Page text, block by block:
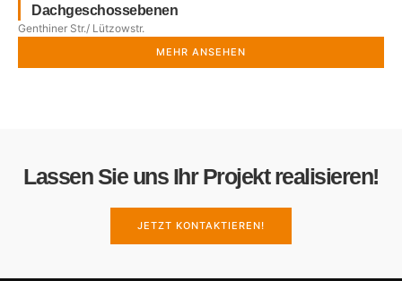
Dachgeschossebenen
Genthiner Str./ Lützowstr.
MEHR ANSEHEN
Lassen Sie uns Ihr Projekt realisieren!
JETZT KONTAKTIEREN!